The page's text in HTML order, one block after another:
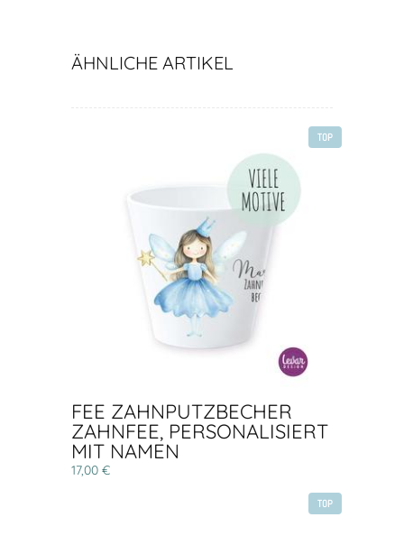
ÄHNLICHE ARTIKEL
TOP
FEE ZAHNPUTZBECHER
ZAHNFEE, PERSONALISIERT
MIT NAMEN
17,00 €
TOP